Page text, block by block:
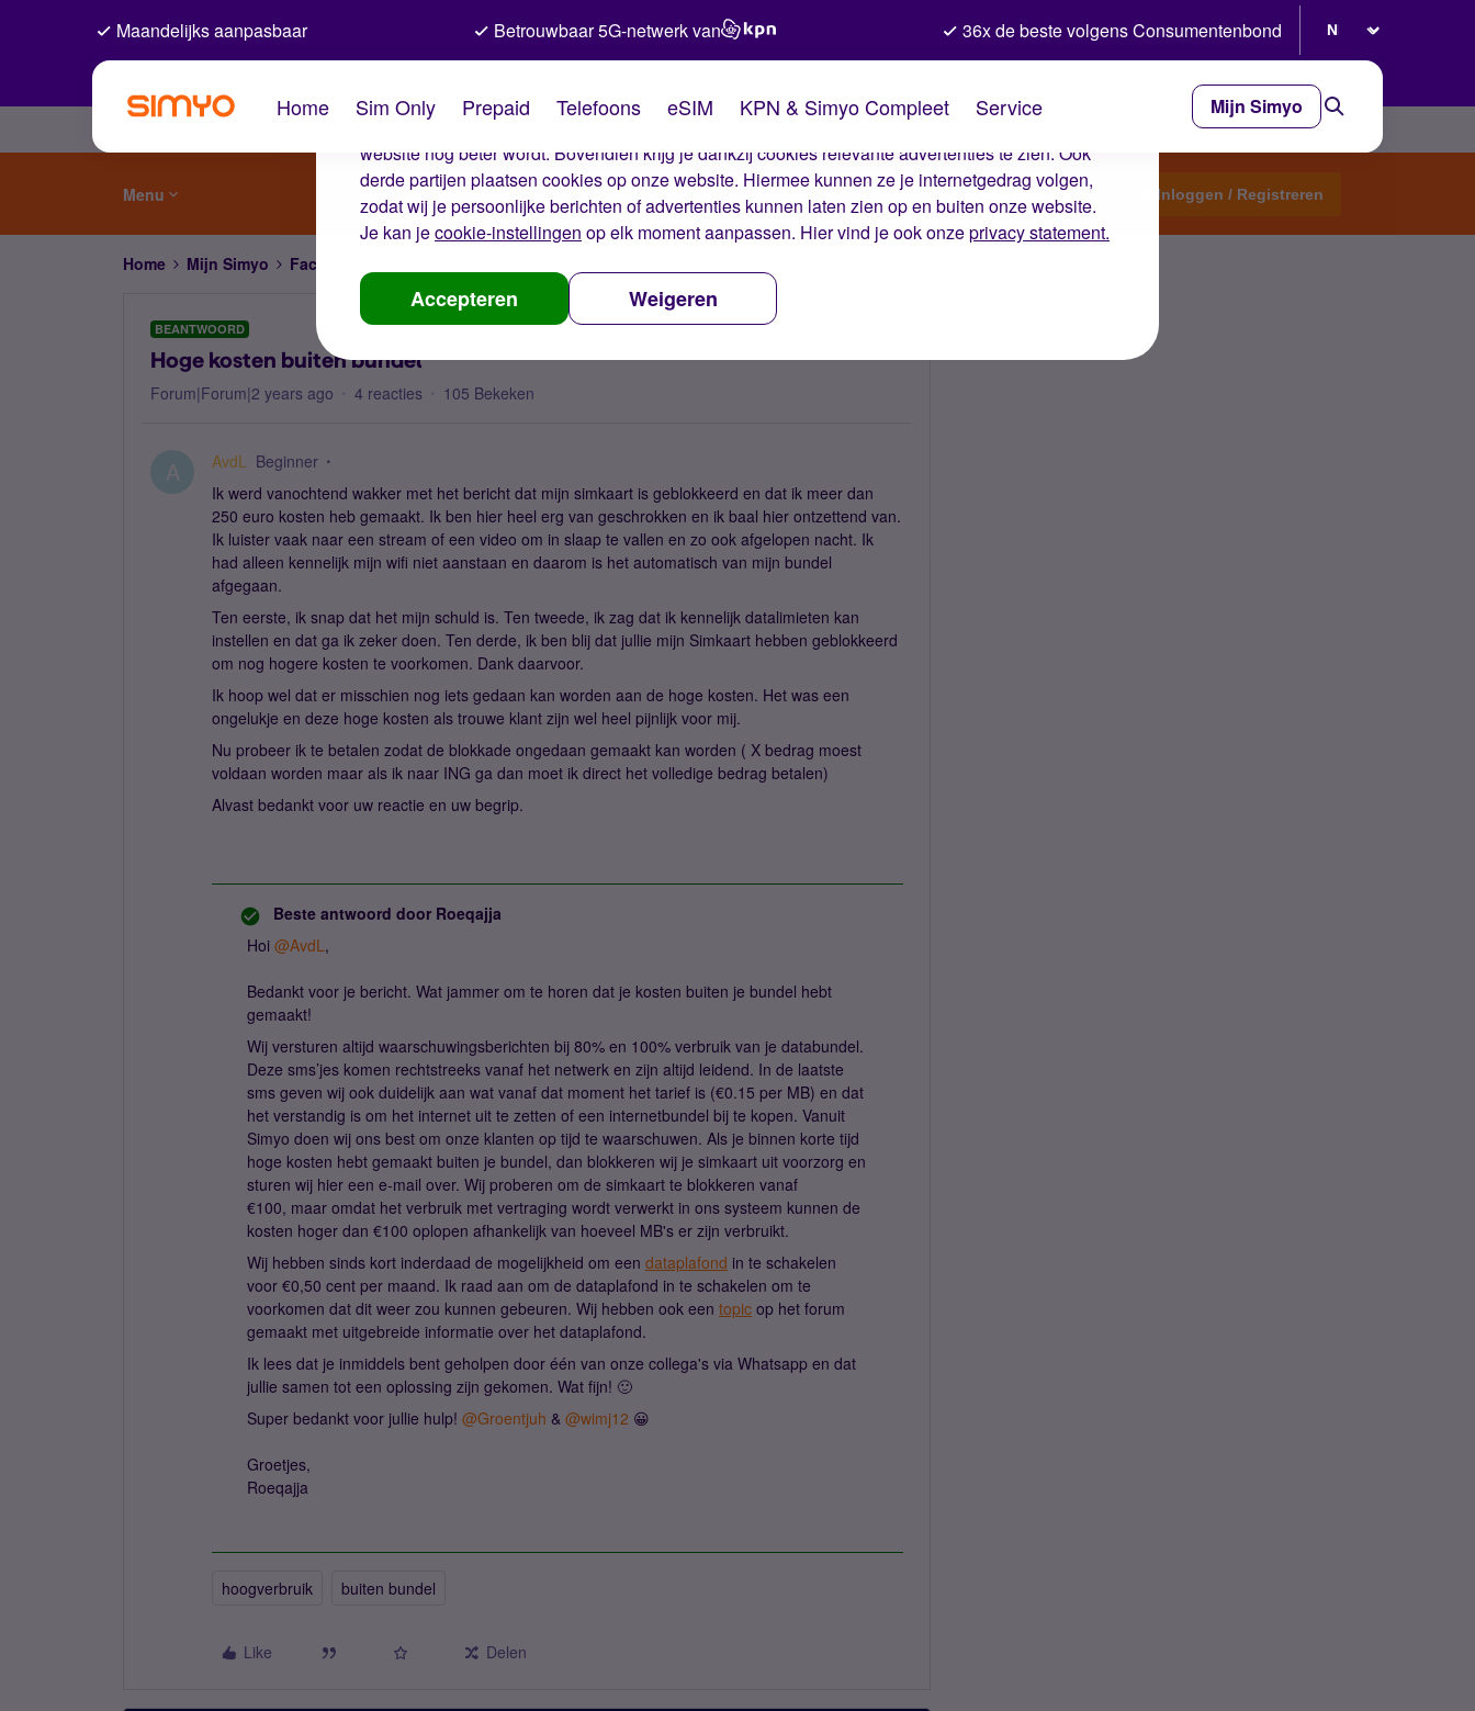
De cookies van Simyo
Wij gebruiken cookies op onze website. Met deze cookies zorgen wij ervoor dat je ervaring op de
website nog beter wordt. Bovendien krijg je dankzij cookies relevante advertenties te zien. Ook
derde partijen plaatsen cookies op onze website. Hiermee kunnen ze je internetgedrag volgen,
zodat wij je persoonlijke berichten of advertenties kunnen laten zien op en buiten onze website.
Je kan jecookie-instellingen op elk moment aanpassen. Hier vind je ook onzeprivacy statement.
Accepteren Weigeren
Maandelijks aanpasbaar Betrouwbaar 5G-netwerk van 36x de beste volgens Consumentenbond
Home Sim Only Prepaid Telefoons eSIM KPN & Simyo Compleet Service Mijn Simyo
Menu Start een topic Inloggen / Registreren
Home Mijn Simyo Factuur en betalen
BEANTWOORD
Hoge kosten buiten bundel
Forum|Forum|2 years ago 4 reacties 105 Bekeken
A AvdL Beginner
Ik werd vanochtend wakker met het bericht dat mijn simkaart is geblokkeerd en dat ik meer dan
250 euro kosten heb gemaakt. Ik ben hier heel erg van geschrokken en ik baal hier ontzettend van.
Ik luister vaak naar een stream of een video om in slaap te vallen en zo ook afgelopen nacht. Ik
had alleen kennelijk mijn wifi niet aanstaan en daarom is het automatisch van mijn bundel
afgegaan.
Ten eerste, ik snap dat het mijn schuld is. Ten tweede, ik zag dat ik kennelijk datalimieten kan
instellen en dat ga ik zeker doen. Ten derde, ik ben blij dat jullie mijn Simkaart hebben geblokkeerd
om nog hogere kosten te voorkomen. Dank daarvoor.
Ik hoop wel dat er misschien nog iets gedaan kan worden aan de hoge kosten. Het was een
ongelukje en deze hoge kosten als trouwe klant zijn wel heel pijnlijk voor mij.
Nu probeer ik te betalen zodat de blokkade ongedaan gemaakt kan worden ( X bedrag moest
voldaan worden maar als ik naar ING ga dan moet ik direct het volledige bedrag betalen)
Alvast bedankt voor uw reactie en uw begrip.
Beste antwoord door Roeqajja
Hoi @AvdL,
Bedankt voor je bericht. Wat jammer om te horen dat je kosten buiten je bundel hebt
gemaakt!
Wij versturen altijd waarschuwingsberichten bij 80% en 100% verbruik van je databundel.
Deze sms’jes komen rechtstreeks vanaf het netwerk en zijn altijd leidend. In de laatste
sms geven wij ook duidelijk aan wat vanaf dat moment het tarief is (€0.15 per MB) en dat
het verstandig is om het internet uit te zetten of een internetbundel bij te kopen. Vanuit
Simyo doen wij ons best om onze klanten op tijd te waarschuwen. Als je binnen korte tijd
hoge kosten hebt gemaakt buiten je bundel, dan blokkeren wij je simkaart uit voorzorg en
sturen wij hier een e-mail over. Wij proberen om de simkaart te blokkeren vanaf
€100, maar omdat het verbruik met vertraging wordt verwerkt in ons systeem kunnen de
kosten hoger dan €100 oplopen afhankelijk van hoeveel MB's er zijn verbruikt.
Wij hebben sinds kort inderdaad de mogelijkheid om een dataplafond in te schakelen
voor €0,50 cent per maand. Ik raad aan om de dataplafond in te schakelen om te
voorkomen dat dit weer zou kunnen gebeuren. Wij hebben ook een topic op het forum
gemaakt met uitgebreide informatie over het dataplafond.
Ik lees dat je inmiddels bent geholpen door één van onze collega's via Whatsapp en dat
jullie samen tot een oplossing zijn gekomen. Wat fijn! 🙂
Super bedankt voor jullie hulp! @Groentjuh & @wimj12 😀
Groetjes,
Roeqajja
hoogverbruik buiten bundel
Like Delen